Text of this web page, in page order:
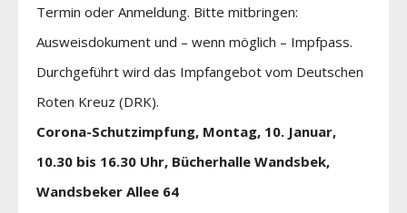
Termin oder Anmeldung. Bitte mitbringen:
Ausweisdokument und – wenn möglich – Impfpass.
Durchgeführt wird das Impfangebot vom Deutschen
Roten Kreuz (DRK).
Corona-Schutzimpfung, Montag, 10. Januar,
10.30 bis 16.30 Uhr, Bücherhalle Wandsbek,
Wandsbeker Allee 64